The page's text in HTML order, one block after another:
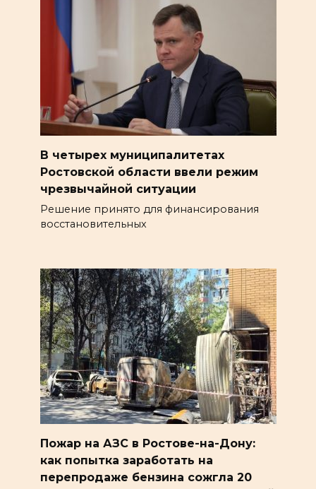
В четырех муниципалитетах
Ростовской области ввели режим
чрезвычайной ситуации
Решение принято для финансирования
восстановительных
Пожар на АЗС в Ростове-на-Дону:
как попытка заработать на
перепродаже бензина сожгла 20